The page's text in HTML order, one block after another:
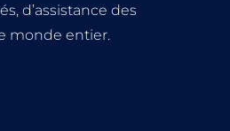
d’assistance des
monde entier.